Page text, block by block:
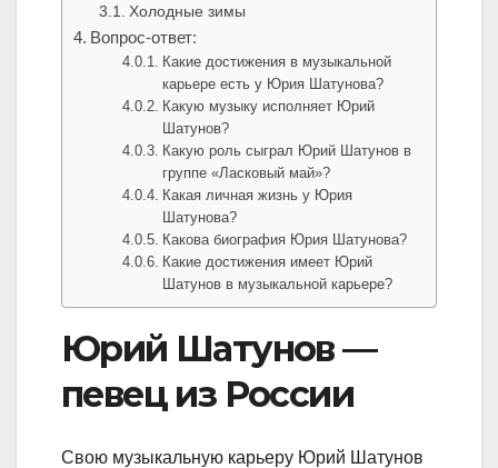
Холодные зимы
Вопрос-ответ:
Какие достижения в музыкальной
карьере есть у Юрия Шатунова?
Какую музыку исполняет Юрий
Шатунов?
Какую роль сыграл Юрий Шатунов в
группе «Ласковый май»?
Какая личная жизнь у Юрия
Шатунова?
Какова биография Юрия Шатунова?
Какие достижения имеет Юрий
Шатунов в музыкальной карьере?
Юрий Шатунов —
певец из России
Свою музыкальную карьеру Юрий Шатунов